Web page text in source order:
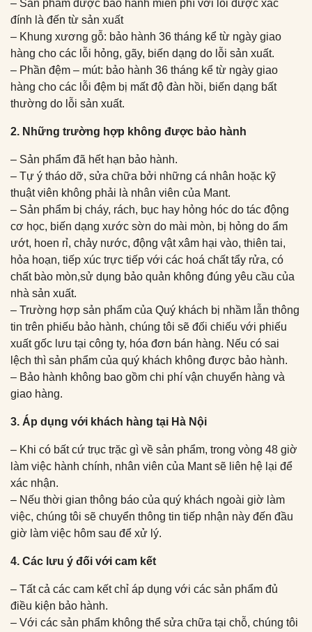
– Sản phẩm được bảo hành miễn phí với lỗi được xác
đính là đến từ sản xuất
– Khung xương gỗ: bảo hành 36 tháng kể từ ngày giao
hàng cho các lỗi hỏng, gãy, biến dạng do lỗi sản xuất.
– Phần đệm – mút: bảo hành 36 tháng kể từ ngày giao
hàng cho các lỗi đệm bị mất độ đàn hồi, biến dạng bất
thường do lỗi sản xuất.
2. Những trường hợp không được bảo hành
– Sản phẩm đã hết hạn bảo hành.
– Tự ý tháo dỡ, sửa chữa bởi những cá nhân hoặc kỹ
thuật viên không phải là nhân viên của Mant.
– Sản phẩm bị cháy, rách, bục hay hỏng hóc do tác động
cơ học, biến dạng xước sờn do mài mòn, bị hỏng do ẩm
ướt, hoen rỉ, chảy nước, động vật xâm hại vào, thiên tai,
hỏa hoạn, tiếp xúc trực tiếp với các hoá chất tẩy rửa, có
chất bào mòn,sử dụng bảo quản không đúng yêu cầu của
nhà sản xuất.
– Trường hợp sản phẩm của Quý khách bị nhầm lẫn thông
tin trên phiếu bảo hành, chúng tôi sẽ đối chiếu với phiếu
xuất gốc lưu tại công ty, hóa đơn bán hàng. Nếu có sai
lệch thì sản phẩm của quý khách không được bảo hành.
– Bảo hành không bao gồm chi phí vận chuyển hàng và
giao hàng.
3. Áp dụng với khách hàng tại Hà Nội
– Khi có bất cứ trục trặc gì về sản phẩm, trong vòng 48 giờ
làm việc hành chính, nhân viên của Mant sẽ liên hệ lại để
xác nhận.
– Nếu thời gian thông báo của quý khách ngoài giờ làm
việc, chúng tôi sẽ chuyển thông tin tiếp nhận này đến đầu
giờ làm việc hôm sau để xử lý.
4. Các lưu ý đối với cam kết
– Tất cả các cam kết chỉ áp dụng với các sản phẩm đủ
điều kiện bảo hành.
– Với các sản phẩm không thể sửa chữa tại chỗ, chúng tôi